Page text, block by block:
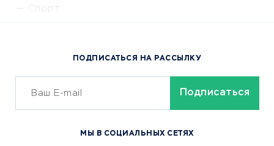
Спорт
Сервисы доставки
ОБУЧЕНИЕ И РАБОТА
ПОДПИСАТЬСЯ НА РАССЫЛКУ
МЫ В СОЦИАЛЬНЫХ СЕТЯХ